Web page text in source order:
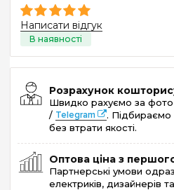
Написати відгук
Розрахунок
Швидко рахуємо за
/ Telegram
. Підбираємо
без втрати якості.
Оптова ціна з
Партнерські умови
електриків, дизайнерів